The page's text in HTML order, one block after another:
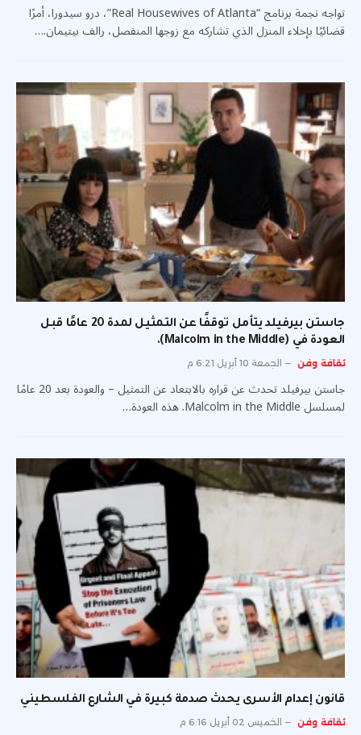
تواجه نجمة برنامج “Real Housewives of Atlanta”، درو سيدورا، أمرًا
قضائيًا بإخلاء المنزل الذي تشاركه مع زوجها المنفصل، رالف بيتيمان.…
جاستن بيرفيلد يتأمل توقفًا عن التمثيل لمدة 20 عامًا قبل
العودة في (Malcolm in the Middle).
ثقافة وفن الجمعة 10 أبريل 6:21 م
جاستن بيرفيلد تحدث عن قراره بالابتعاد عن التمثيل – والعودة بعد 20 عامًا
لمسلسل Malcolm in the Middle. هذه العودة…
قانون إعدام الأسرى يحدث صدمة كبيرة في الشارع الفلسطيني
ثقافة وفن الخميس 02 أبريل 6:16 م